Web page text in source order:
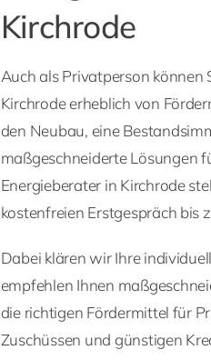
Kirchrode
Auch als Privatperson können
Kirchrode erheblich von
den Neubau, eine
maßgeschneiderte Lösungen
Energieberater in Kirchrode
kostenfreien Erstgespräch bis
Dabei klären wir Ihre
empfehlen Ihnen
die richtigen Fördermittel für
Zuschüssen und günstigen